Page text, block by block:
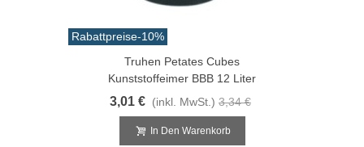
Rabattpreise-10%
Truhen Petates Cubes
Kunststoffeimer BBB 12 Liter
3,01 € (inkl. MwSt.) 3,34 €
In Den Warenkorb